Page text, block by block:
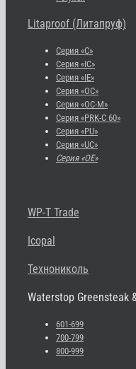
Litaproof (Литапруф)
Серия «С»
Серия «IC»
Серия «IE»
Серия «OC»
Серия «OC-M»
Серия «PRK-C 60»
Серия «PU»
Серия «UC»
Серия «OE»
WP-T Trade
Icopal
Технониколь
Waterstop Greensteak
601-699
700-799
800-999